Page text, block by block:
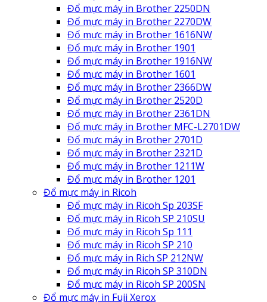
Đổ mực máy in Brother 2250DN
Đổ mực máy in Brother 2270DW
Đổ mực máy in Brother 1616NW
Đổ mực máy in Brother 1901
Đổ mực máy in Brother 1916NW
Đổ mực máy in Brother 1601
Đổ mực máy in Brother 2366DW
Đổ mực máy in Brother 2520D
Đổ mực máy in Brother 2361DN
Đổ mực máy in Brother MFC-L2701DW
Đổ mực máy in Brother 2701D
Đổ mực máy in Brother 2321D
Đổ mực máy in Brother 1211W
Đổ mực máy in Brother 1201
Đổ mực máy in Ricoh
Đổ mực máy in Ricoh Sp 203SF
Đổ mực máy in Ricoh SP 210SU
Đổ mực máy in Ricoh Sp 111
Đổ mực máy in Ricoh SP 210
Đổ mực máy in Rich SP 212NW
Đổ mực máy in Ricoh SP 310DN
Đổ mực máy in Ricoh SP 200SN
Đổ mực máy in Fuji Xerox